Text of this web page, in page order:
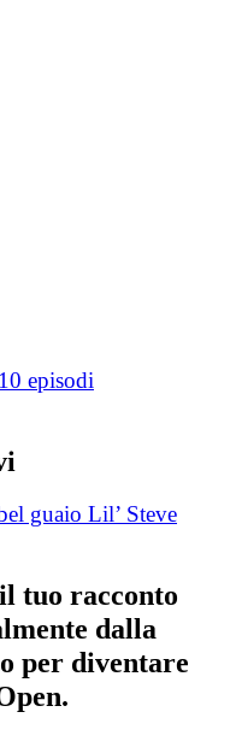
10 episodi
guaio Lil’ Steve
tuo racconto
dalla
per diventare